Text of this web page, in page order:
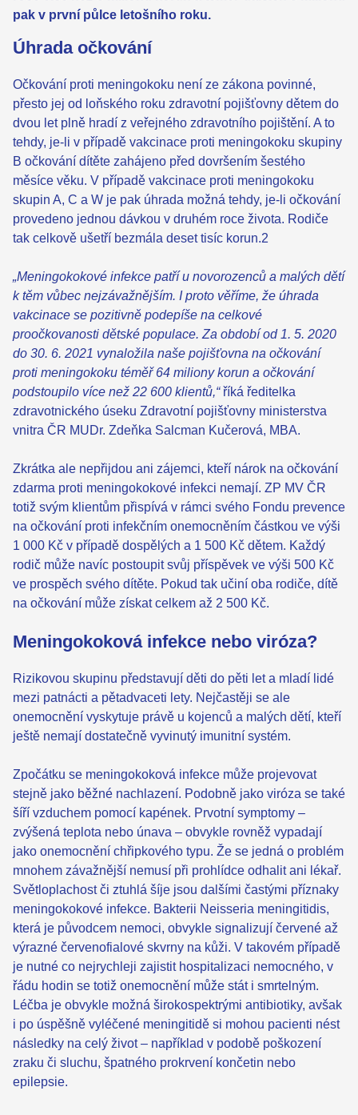
pak v první půlce letošního roku.
Úhrada očkování
Očkování proti meningokoku není ze zákona povinné,
přesto jej od loňského roku zdravotní pojišťovny dětem do
dvou let plně hradí z veřejného zdravotního pojištění. A to
tehdy, je-li v případě vakcinace proti meningokoku skupiny
B očkování dítěte zahájeno před dovršením šestého
měsíce věku. V případě vakcinace proti meningokoku
skupin A, C a W je pak úhrada možná tehdy, je-li očkování
provedeno jednou dávkou v druhém roce života. Rodiče
tak celkově ušetří bezmála deset tisíc korun.2
„Meningokokové infekce patří u novorozenců a malých dětí
k těm vůbec nejzávažnějším. I proto věříme, že úhrada
vakcinace se pozitivně podepíše na celkové
proočkovanosti dětské populace. Za období od 1. 5. 2020
do 30. 6. 2021 vynaložila naše pojišťovna na očkování
proti meningokoku téměř 64 miliony korun a očkování
podstoupilo více než 22 600 klientů,“říká ředitelka
zdravotnického úseku Zdravotní pojišťovny ministerstva
vnitra ČR MUDr. Zdeňka Salcman Kučerová, MBA.
Zkrátka ale nepřijdou ani zájemci, kteří nárok na očkování
zdarma proti meningokokové infekci nemají. ZP MV ČR
totiž svým klientům přispívá v rámci svého Fondu prevence
na očkování proti infekčním onemocněním částkou ve výši
1 000 Kč v případě dospělých a 1 500 Kč dětem. Každý
rodič může navíc postoupit svůj příspěvek ve výši 500 Kč
ve prospěch svého dítěte. Pokud tak učiní oba rodiče, dítě
na očkování může získat celkem až 2 500 Kč.
Meningokoková infekce nebo viróza?
Rizikovou skupinu představují děti do pěti let a mladí lidé
mezi patnácti a pětadvaceti lety. Nejčastěji se ale
onemocnění vyskytuje právě u kojenců a malých dětí, kteří
ještě nemají dostatečně vyvinutý imunitní systém.
Zpočátku se meningokoková infekce může projevovat
stejně jako běžné nachlazení. Podobně jako viróza se také
šíří vzduchem pomocí kapének. Prvotní symptomy –
zvýšená teplota nebo únava – obvykle rovněž vypadají
jako onemocnění chřipkového typu. Že se jedná o problém
mnohem závažnější nemusí při prohlídce odhalit ani lékař.
Světloplachost či ztuhlá šíje jsou dalšími častými příznaky
meningokokové infekce. Bakterii Neisseria meningitidis,
která je původcem nemoci, obvykle signalizují červené až
výrazné červenofialové skvrny na kůži. V takovém případě
je nutné co nejrychleji zajistit hospitalizaci nemocného, v
řádu hodin se totiž onemocnění může stát i smrtelným.
Léčba je obvykle možná širokospektrými antibiotiky, avšak
i po úspěšně vyléčené meningitidě si mohou pacienti nést
následky na celý život – například v podobě poškození
zraku či sluchu, špatného prokrvení končetin nebo
epilepsie.